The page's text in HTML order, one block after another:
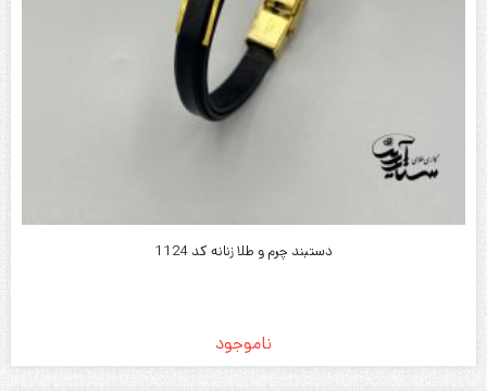
دستبند چرم و طلا زنانه کد 1124
ناموجود